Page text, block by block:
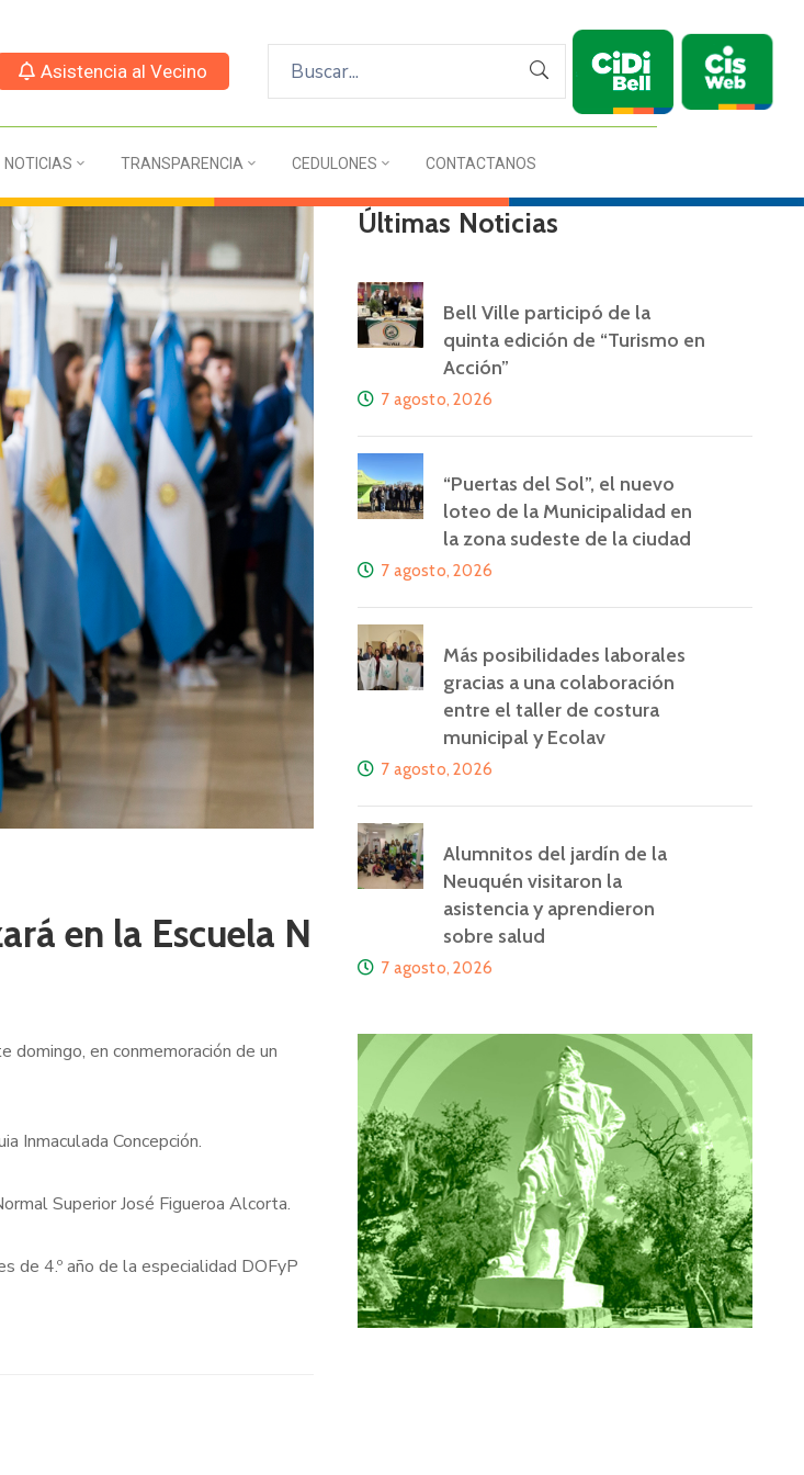
Asistencia al Vecino
NOTICIAS TRANSPARENCIA CEDULONES CONTACTANOS
en la Escuela N
domingo, en conmemoración de un
Inmaculada Concepción.
Superior José Figueroa Alcorta.
de 4.º año de la especialidad DOFyP
Últimas Noticias
Bell Ville participó de la
quinta edición de “Turismo en
Acción”
7 agosto, 2026
“Puertas del Sol”, el nuevo
loteo de la Municipalidad en
la zona sudeste de la ciudad
7 agosto, 2026
Más posibilidades laborales
gracias a una colaboración
entre el taller de costura
municipal y Ecolav
7 agosto, 2026
Alumnitos del jardín de la
Neuquén visitaron la
asistencia y aprendieron
sobre salud
7 agosto, 2026